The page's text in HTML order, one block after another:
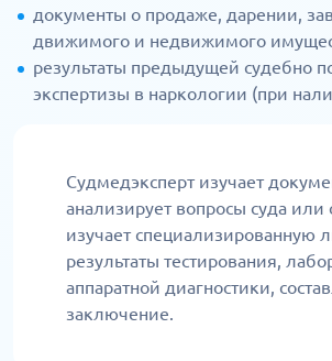
документы о продаже, дарении,
движимого и недвижимого
результаты предыдущей судебно
экспертизы в наркологии (при
Судмедэксперт изучает
анализирует вопросы суда или
изучает специализированную
результаты тестирования,
аппаратной диагностики,
заключение.